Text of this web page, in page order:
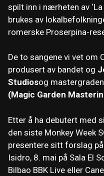
spilt inn i nærheten av
brukes av
romerske Proserpina-
De to sangene vi vet om
produsert av bandet og
Studiosog
(Magic Garden
Etter å ha debutert med
den siste Monkey Week
presentere sitt forslag
Isidro, 8. mai på Sala El
Bilbao BBK Live eller